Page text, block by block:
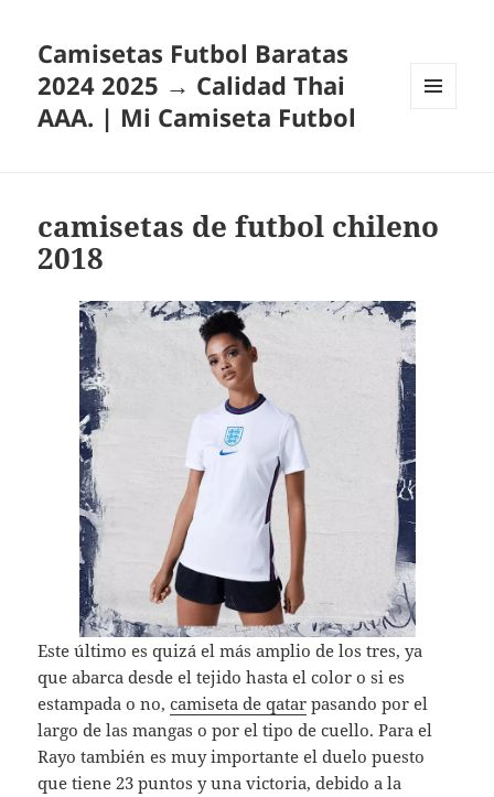
Camisetas Futbol Baratas
2024 2025 → Calidad Thai
AAA. | Mi Camiseta Futbol
camisetas de futbol chileno
2018
Este último es quizá el más amplio de los tres, ya
que abarca desde el tejido hasta el color o si es
estampada o no,camiseta de qatar pasando por el
largo de las mangas o por el tipo de cuello. Para el
Rayo también es muy importante el duelo puesto
que tiene 23 puntos y una victoria, debido a la